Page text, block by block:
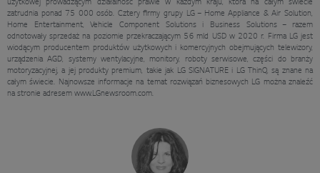
użytkowej prowadzącym działalność prawie w każdym kraju, która na całym świecie
zatrudnia ponad 75 000 osób. Cztery firmy grupy LG – Home Appliance & Air Solution,
Home Entertainment, Vehicle Component Solutions i Business Solutions – razem
odnotowały sprzedaż na poziomie przekraczającym 56 mld USD w 2020 r. Firma LG jest
wiodącym producentem produktów użytkowych i komercyjnych obejmujących telewizory,
urządzenia AGD, systemy wentylacyjne, monitory, roboty serwisowe, części do branży
motoryzacyjnej, a jej produkty premium, takie jak LG SIGNATURE i LG ThinQ, są znane na
całym świecie. Najnowsze informacje na temat rozwiązań biznesowych LG można znaleźć
na stronie adresem www.LGnewsroom.com.